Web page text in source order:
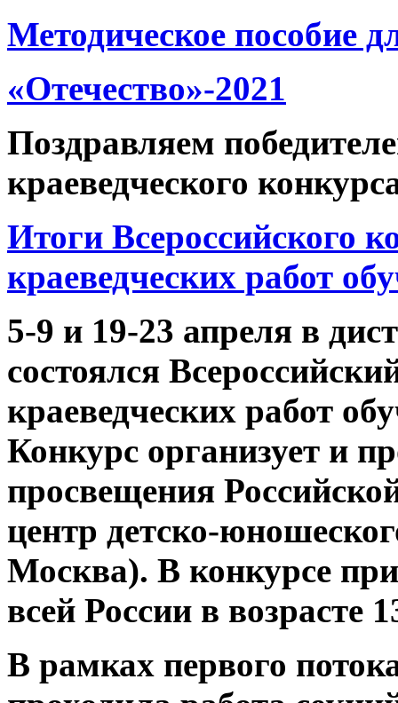
Методическое пособие
«Отечество»-2021
Поздравляем
краеведческого
Итоги Всероссийского
краеведческих работ
5-9 и 19-23 апреля в
состоялся
краеведческих работ
Конкурс организует и
просвещения
центр детско-
Москва). В конкурсе
всей России в возрасте
В рамках первого